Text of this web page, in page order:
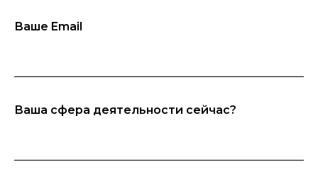
Ваше Email
Ваша сфера деятельности сейчас?